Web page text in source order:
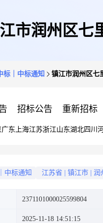
市润州区七
标｜中标通知 镇江市润州区七
招标公告 重新招标
广东 上海江苏浙江山东湖北四川
中标通知 江苏省 镇江市 润
2371101000025599804
2025-11-18 14:51:15